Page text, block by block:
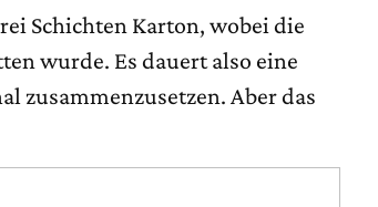
Schichten Karton, wobei die
wurde. Es dauert also eine
zusammenzusetzen. Aber das